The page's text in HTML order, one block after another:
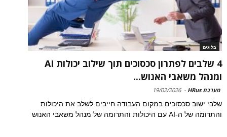
בלוגים
4 שלבים לפתרון סכסוכים תוך שילוב יכולות AI
ומנהל משאבי האנוש...
מערכת HRus -
19/02/2026
שלבי ישוב סכסוכים במקום העבודה חייבים לשלב את היכולות
והתרומה של ה-AI עם היכולות והתרומה של מנהל משאבי האנוש